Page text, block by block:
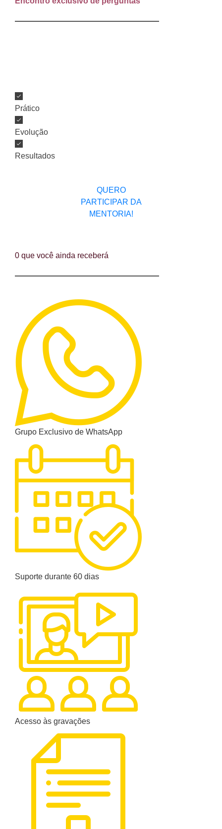
Prático
Evolução
Resultados
QUERO
PARTICIPAR DA
MENTORIA!
0 que você ainda receberá
Grupo Exclusivo de WhatsApp
Suporte durante 60 dias
Acesso às gravações